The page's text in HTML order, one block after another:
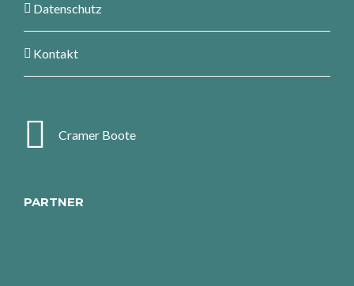
Datenschutz
Kontakt
Cramer Boote
PARTNER